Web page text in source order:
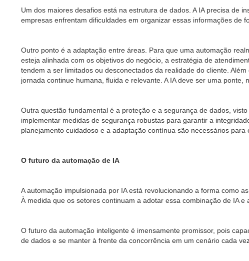
Um dos maiores desafios está na estrutura de dados. A IA precisa de
empresas enfrentam dificuldades em organizar essas informações de
Outro ponto é a adaptação entre áreas. Para que uma automação
esteja alinhada com os objetivos do negócio, a estratégia de
tendem a ser limitados ou desconectados da realidade do cliente.
jornada continue humana, fluida e relevante. A IA deve ser uma ponte,
Outra questão fundamental é a proteção e a segurança de dados,
implementar medidas de segurança robustas para garantir a
planejamento cuidadoso e a adaptação contínua são necessários
O futuro da automação de IA
A automação impulsionada por IA está revolucionando a forma como
À medida que os setores continuam a adotar essa combinação de IA
O futuro da automação inteligente é imensamente promissor, pois
de dados e se manter à frente da concorrência em um cenário cada